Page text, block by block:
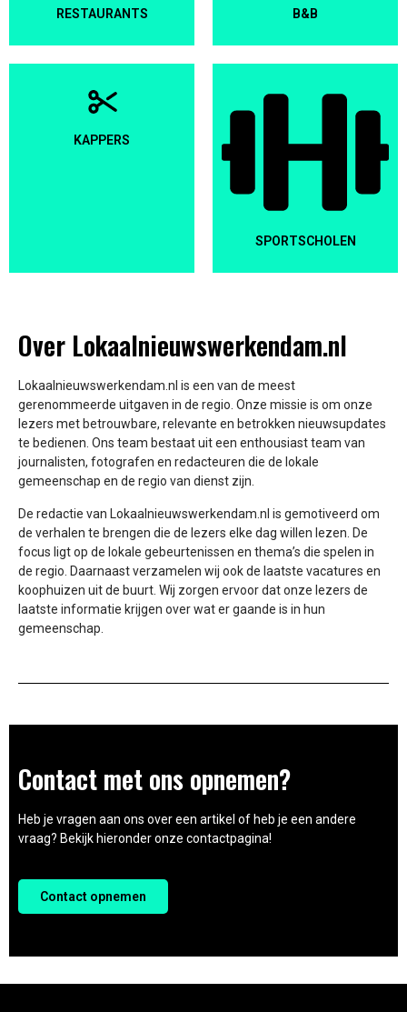
RESTAURANTS B&B
KAPPERS
SPORTSCHOLEN
Over Lokaalnieuwswerkendam.nl
Lokaalnieuwswerkendam.nl is een van de meest
gerenommeerde uitgaven in de regio. Onze missie is om onze
lezers met betrouwbare, relevante en betrokken nieuwsupdates
te bedienen. Ons team bestaat uit een enthousiast team van
journalisten, fotografen en redacteuren die de lokale
gemeenschap en de regio van dienst zijn.
De redactie van Lokaalnieuwswerkendam.nl is gemotiveerd om
de verhalen te brengen die de lezers elke dag willen lezen. De
focus ligt op de lokale gebeurtenissen en thema’s die spelen in
de regio. Daarnaast verzamelen wij ook de laatste vacatures en
koophuizen uit de buurt. Wij zorgen ervoor dat onze lezers de
laatste informatie krijgen over wat er gaande is in hun
gemeenschap.
Contact met ons opnemen?
Heb je vragen aan ons over een artikel of heb je een andere
vraag? Bekijk hieronder onze contactpagina!
Contact opnemen